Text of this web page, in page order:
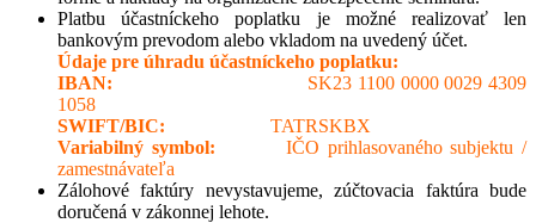
Platbu účastníckeho poplatku je možné realizovať len
bankovým prevodom alebo vkladom na uvedený účet.
Údaje pre úhradu účastníckeho poplatku:
IBAN: SK23 1100 0000 0029 4309
1058
SWIFT/BIC:
TATRSKBX
Variabilný symbol: IČO prihlasovaného subjektu /
zamestnávateľa
Zálohové faktúry nevystavujeme, zúčtovacia faktúra bude
doručená v zákonnej lehote.